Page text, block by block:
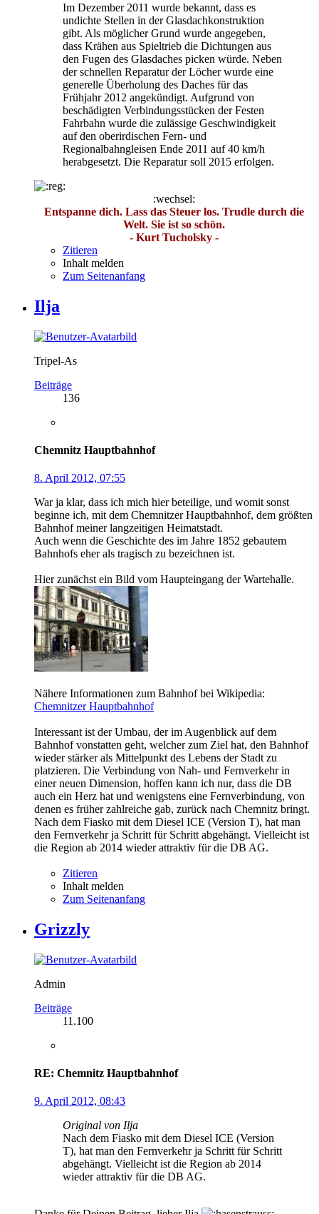
Im Dezember 2011 wurde bekannt, dass es
undichte Stellen in der Glasdachkonstruktion
gibt. Als möglicher Grund wurde angegeben,
dass Krähen aus Spieltrieb die Dichtungen aus
den Fugen des Glasdaches picken würde. Neben
der schnellen Reparatur der Löcher wurde eine
generelle Überholung des Daches für das
Frühjahr 2012 angekündigt. Aufgrund von
beschädigten Verbindungsstücken der Festen
Fahrbahn wurde die zulässige Geschwindigkeit
auf den oberirdischen Fern- und
Regionalbahngleisen Ende 2011 auf 40 km/h
herabgesetzt. Die Reparatur soll 2015 erfolgen.
:wechsel:
Entspanne dich. Lass das Steuer los. Trudle durch die
Welt. Sie ist so schön.
- Kurt Tucholsky -
Zitieren
Inhalt melden
Zum Seitenanfang
Ilja
Tripel-As
Beiträge
136
Chemnitz Hauptbahnhof
8. April 2012, 07:55
War ja klar, dass ich mich hier beteilige, und womit sonst
beginne ich, mit dem Chemnitzer Hauptbahnhof, dem größten
Bahnhof meiner langzeitigen Heimatstadt.
Auch wenn die Geschichte des im Jahre 1852 gebautem
Bahnhofs eher als tragisch zu bezeichnen ist.
Hier zunächst ein Bild vom Haupteingang der Wartehalle.
Nähere Informationen zum Bahnhof bei Wikipedia:
Chemnitzer Hauptbahnhof
Interessant ist der Umbau, der im Augenblick auf dem
Bahnhof vonstatten geht, welcher zum Ziel hat, den Bahnhof
wieder stärker als Mittelpunkt des Lebens der Stadt zu
platzieren. Die Verbindung von Nah- und Fernverkehr in
einer neuen Dimension, hoffen kann ich nur, dass die DB
auch ein Herz hat und wenigstens eine Fernverbindung, von
denen es früher zahlreiche gab, zurück nach Chemnitz bringt.
Nach dem Fiasko mit dem Diesel ICE (Version T), hat man
den Fernverkehr ja Schritt für Schritt abgehängt. Vielleicht ist
die Region ab 2014 wieder attraktiv für die DB AG.
Zitieren
Inhalt melden
Zum Seitenanfang
Grizzly
Admin
Beiträge
11.100
RE: Chemnitz Hauptbahnhof
9. April 2012, 08:43
Original von Ilja
Nach dem Fiasko mit dem Diesel ICE (Version
T), hat man den Fernverkehr ja Schritt für Schritt
abgehängt. Vielleicht ist die Region ab 2014
wieder attraktiv für die DB AG.